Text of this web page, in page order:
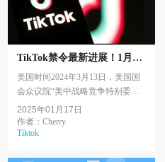
TikTok禁令最新进展！1月19
日下架或迎来转机？
美国时间2024年3月13日，美国国
会众议院“美中战略竞争特别委员
会通过一项法案，根据法案:字节
跳动可能被要求在165天之内剥离
旗下短视频应用程序TikT...
2025年01月17日
作者：Cherry
Tiktok